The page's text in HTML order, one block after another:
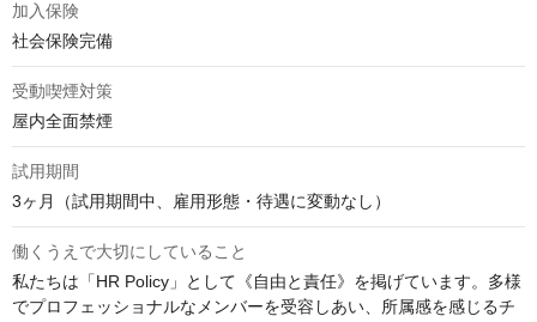
加入保険
社会保険完備
受動喫煙対策
屋内全面禁煙
試用期間
3ヶ月（試用期間中、雇用形態・待遇に変動なし）
働くうえで大切にしていること
私たちは「HR Policy」として《自由と責任》を掲げています。多様
でプロフェッショナルなメンバーを受容しあい、所属感を感じるチ